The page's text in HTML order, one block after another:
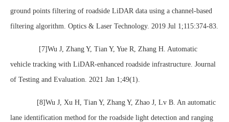
ground points filtering of roadside LiDAR data using a channel-based
filtering algorithm. Optics & Laser Technology. 2019 Jul 1;115:374-83.
[7]Wu J, Zhang Y, Tian Y, Yue R, Zhang H. Automatic
vehicle tracking with LiDAR-enhanced roadside infrastructure. Journal
of Testing and Evaluation. 2021 Jan 1;49(1).
[8]Wu J, Xu H, Tian Y, Zhang Y, Zhao J, Lv B. An automatic
lane identification method for the roadside light detection and ranging